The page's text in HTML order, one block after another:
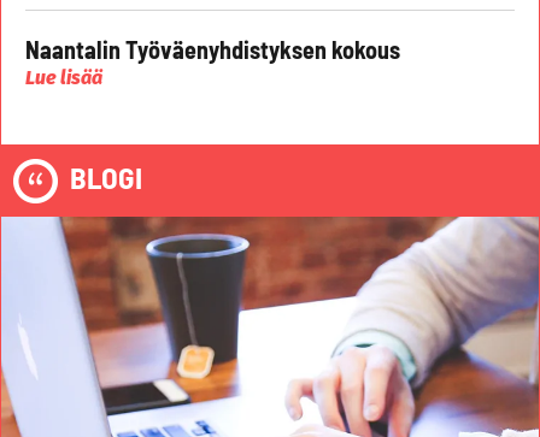
Naantalin Työväenyhdistyksen kokous
Lue lisää
BLOGI